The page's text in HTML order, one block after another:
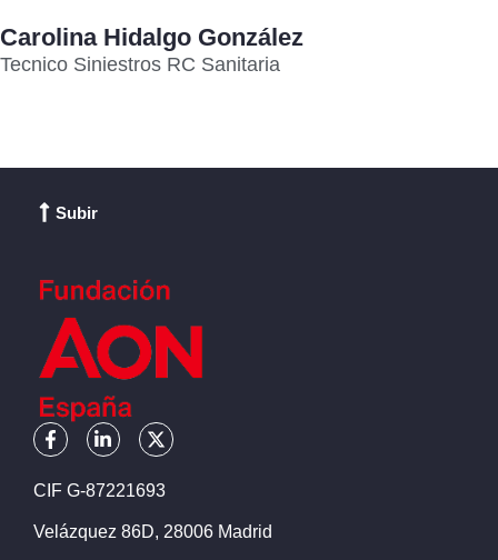
Carolina Hidalgo González
Tecnico Siniestros RC Sanitaria
Subir
CIF G-87221693
Velázquez 86D, 28006 Madrid